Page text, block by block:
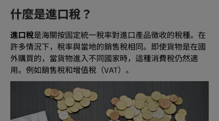
什麼是進口稅？
進口稅是海關按固定統一稅率對進口產品徵收的稅種。在
許多情況下，稅率與當地的銷售稅相同。即使貨物是在國
外購買的，當貨物進入不同國家時，這種消費稅仍然適
用。例如銷售稅和增值稅（VAT）。